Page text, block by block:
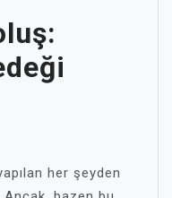
her şeyden